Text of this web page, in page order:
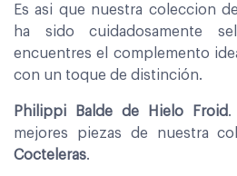
Es asi que nuestra coleccion de
ha sido cuidadosamente
encuentres el complemento
con un toque de distinción.
Philippi Balde de Hielo Froid.
mejores piezas de nuestra
Cocteleras.